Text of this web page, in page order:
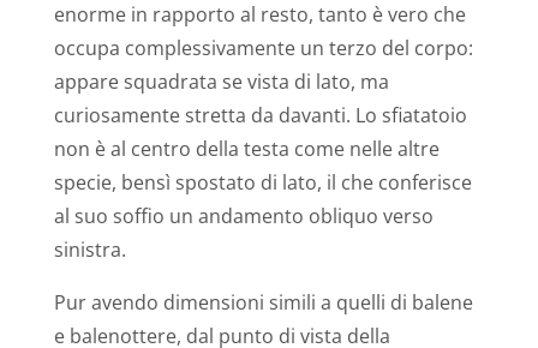
enorme in rapporto al resto, tanto è vero che
occupa complessivamente un terzo del corpo:
appare squadrata se vista di lato, ma
curiosamente stretta da davanti. Lo sfiatatoio
non è al centro della testa come nelle altre
specie, bensì spostato di lato, il che conferisce
al suo soffio un andamento obliquo verso
sinistra.
Pur avendo dimensioni simili a quelli di balene
e balenottere, dal punto di vista della